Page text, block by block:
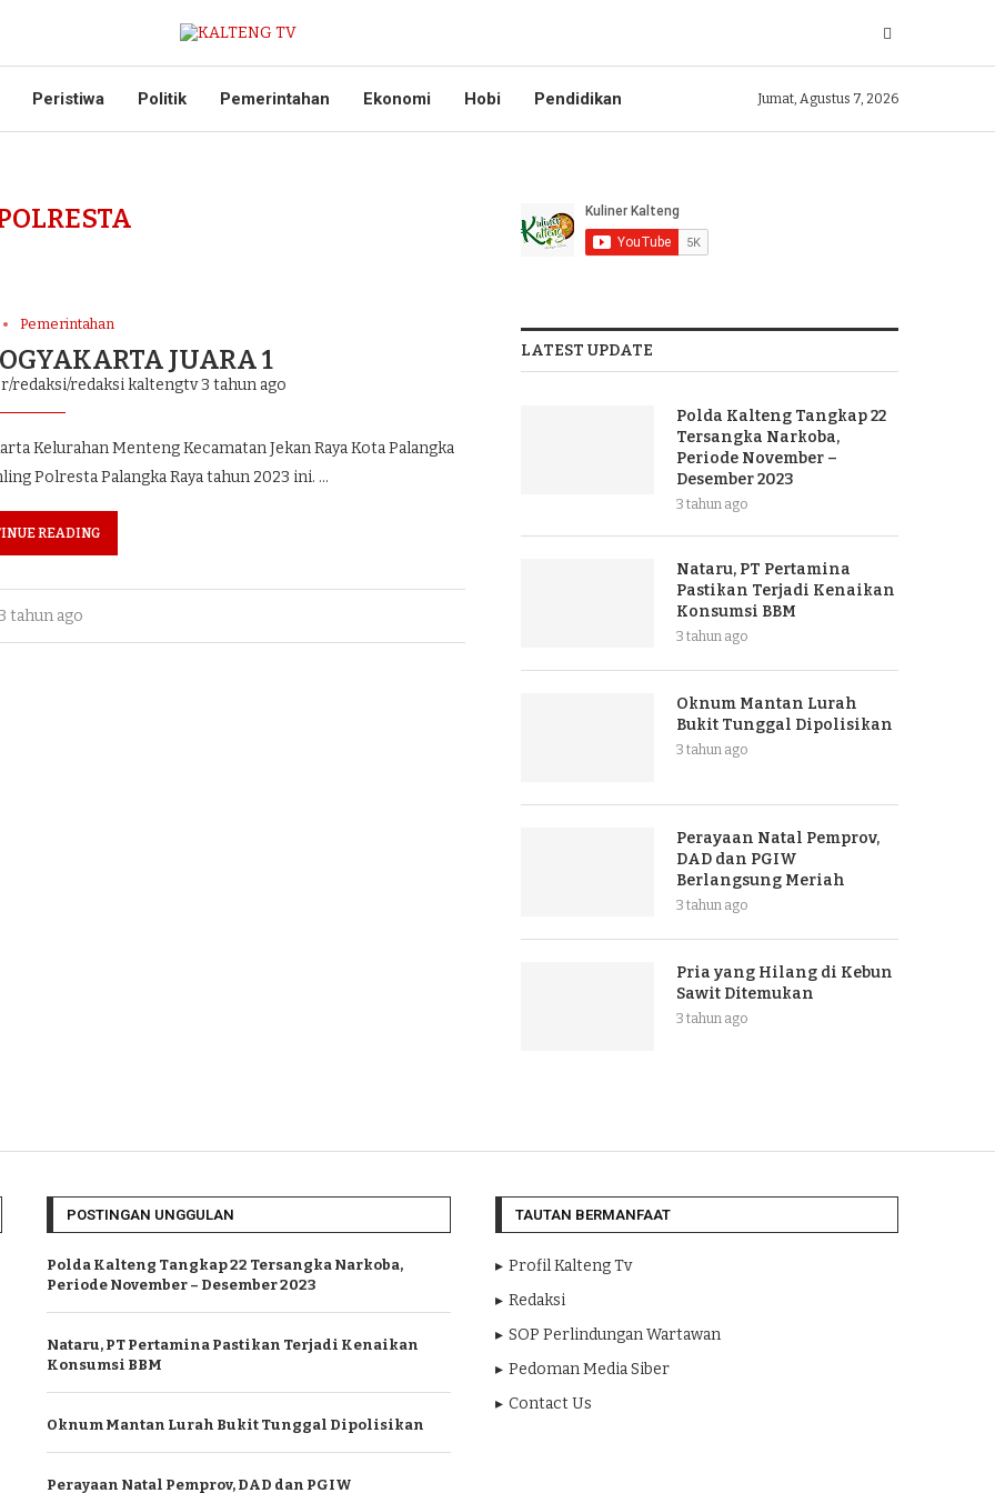
Peristiwa Politik Pemerintahan Ekonomi Hobi Pendidikan Jumat, Agustus 7, 2026
Pemerintahan
JUARA 1
redaksi/redaksi kaltengtv3 tahun ago
Kelurahan Menteng Kecamatan Jekan Raya Kota Palangka
Polresta Palangka Raya tahun 2023 ini. …
READING
tahun ago
LATEST UPDATE
Polda Kalteng Tangkap 22
Tersangka Narkoba,
Periode November –
Desember 2023
3 tahun ago
Nataru, PT Pertamina
Pastikan Terjadi Kenaikan
Konsumsi BBM
3 tahun ago
Oknum Mantan Lurah
Bukit Tunggal Dipolisikan
3 tahun ago
Perayaan Natal Pemprov,
DAD dan PGIW
Berlangsung Meriah
3 tahun ago
Pria yang Hilang di Kebun
Sawit Ditemukan
3 tahun ago
POSTINGAN UNGGULAN
Polda Kalteng Tangkap 22 Tersangka Narkoba,
Periode November – Desember 2023
Nataru, PT Pertamina Pastikan Terjadi Kenaikan
Konsumsi BBM
Oknum Mantan Lurah Bukit Tunggal Dipolisikan
Perayaan Natal Pemprov, DAD dan PGIW
TAUTAN BERMANFAAT
Profil Kalteng Tv
Redaksi
SOP Perlindungan Wartawan
Pedoman Media Siber
Contact Us